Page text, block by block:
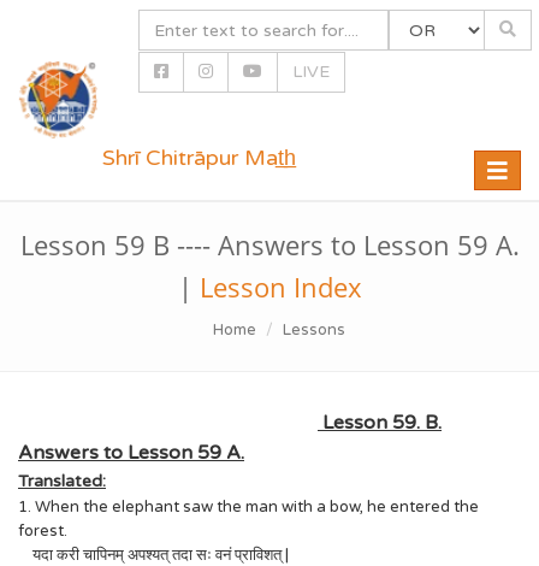
LIVE
Toggle
Shrī Chitrāpur Mat̲h̲
Lesson 59 B ---- Answers to Lesson 59 A.
| Lesson Index
Home Lessons
Lesson 59. B.
Answers to Lesson 59 A.
Translated:
1. When the elephant saw the man with a bow, he entered the
forest.
यदा करी चापिनम् अपश्यत् तदा सः वनं प्राविशत् |